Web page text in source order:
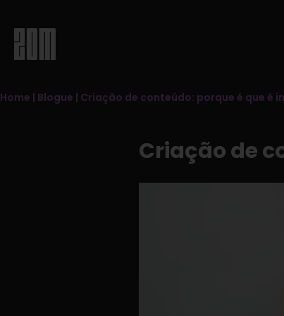
Home | Blogue | Criação de conteúdo: porque é que é
Criação de